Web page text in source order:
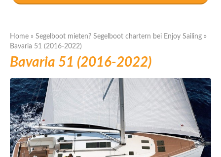
Home » Segelboot mieten? Segelboot chartern bei Enjoy Sailing »
Bavaria 51 (2016-2022)
Bavaria 51 (2016-2022)